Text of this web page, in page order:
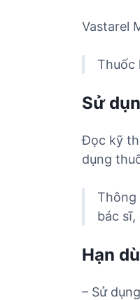
Vastarel
Thuốc
Sử
Đọc kỹ
dụng
Thông
bác sĩ,
Hạn
– Sử